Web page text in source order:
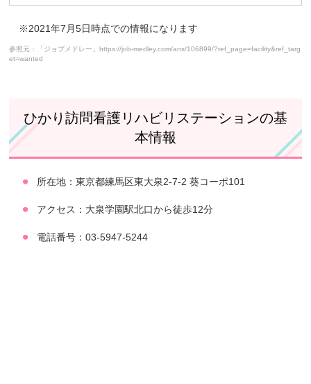
※2021年7月5日時点での情報になります
参照元：「ジョブメドレー」https://job-medley.com/ans/106899/?ref_page=facility&ref_targ
et=wanted
ひかり訪問看護リハビリステーションの基
本情報
所在地：東京都練馬区東大泉2-7-2 葵コーポ101
アクセス：大泉学園駅北口から徒歩12分
電話番号：03-5947-5244